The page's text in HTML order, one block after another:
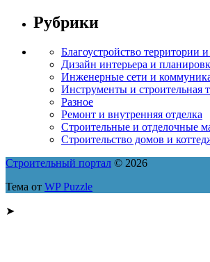
Рубрики
Благоустройство территории
Дизайн интерьера и
Инженерные сети и
Инструменты и строительная
Разное
Ремонт и внутренняя отделка
Строительные и отделочные
Строительство домов и
Строительный портал © 2026
Тема от WP Puzzle
➤